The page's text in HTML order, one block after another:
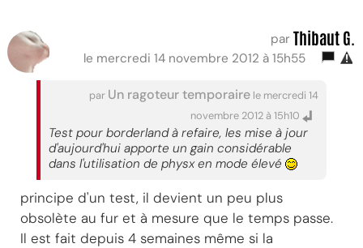
par Thibaut G.
le mercredi 14 novembre 2012 à 15h55
par Un ragoteur temporaire le mercredi 14
novembre 2012 à 15h10
Test pour borderland à refaire, les mise à jour
d'aujourd'hui apporte un gain considérable
dans l'utilisation de physx en mode élevé
principe d'un test, il devient un peu plus
obsolète au fur et à mesure que le temps passe.
Il est fait depuis 4 semaines même si la